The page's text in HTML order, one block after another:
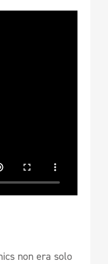
non era solo